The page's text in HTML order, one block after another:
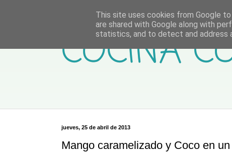
COCINA
jueves, 25 de abril de 2013
Mango caramelizado y Coco en
This site uses cookies from Google
are shared with Google along with
statistics, and to detect and address